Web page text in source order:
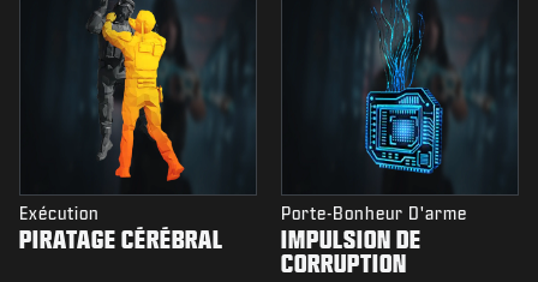
Exécution
PIRATAGE CÉRÉBRAL
Porte-Bonheur D'arme
IMPULSION DE
CORRUPTION